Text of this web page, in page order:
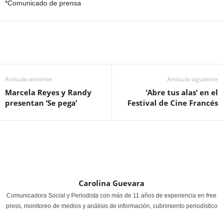
*Comunicado de prensa
Artículo anterior
Marcela Reyes y Randy
presentan ‘Se pega’
Artículo siguiente
‘Abre tus alas’ en el
Festival de Cine Francés
Carolina Guevara
Comunicadora Social y Periodista con más de 11 años de experiencia en free
press, monitoreo de medios y análisis de información, cubrimiento periodístico